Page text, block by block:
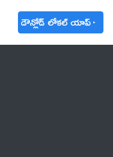
డౌన్లోడ్ లోకల్ యాప్